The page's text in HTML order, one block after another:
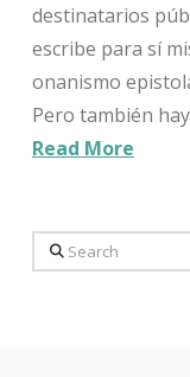
destinatarios
escribe para sí
onanismo
Pero también
Read More
Search